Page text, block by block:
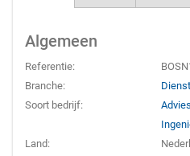
Algemeen
Referentie:
Branche:
Soort bedrijf:
Land: